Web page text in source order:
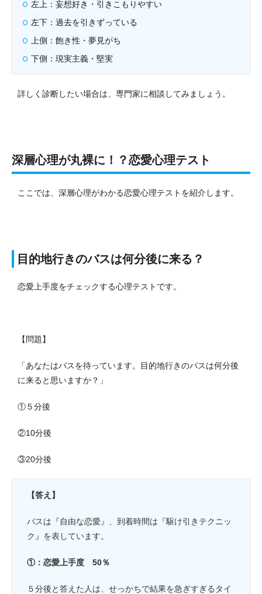
左上：妄想好き・引きこもりやすい
左下：過去を引きずっている
上側：飽き性・夢見がち
下側：現実主義・堅実
詳しく診断したい場合は、専門家に相談してみましょう。
深層心理が丸裸に！？恋愛心理テスト
ここでは、深層心理がわかる恋愛心理テストを紹介します。
目的地行きのバスは何分後に来る？
恋愛上手度をチェックする心理テストです。
【問題】
「あなたはバスを待っています。目的地行きのバスは何分後
に来ると思いますか？」
①５分後
②10分後
③20分後
【答え】
バスは『自由な恋愛』、到着時間は『駆け引きテクニッ
ク』を表しています。
①：恋愛上手度 50％
５分後と答えた人は、せっかちで結果を急ぎすぎるタイ